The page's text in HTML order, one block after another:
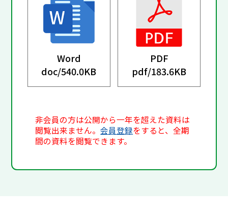
Word
doc/540.0KB
PDF
pdf/183.6KB
非会員の方は公開から一年を超えた資料は
閲覧出来ません。会員登録をすると、全期
間の資料を閲覧できます。